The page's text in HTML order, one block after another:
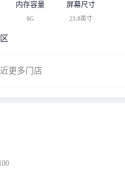
内存容量
8G
屏幕尺寸
23.8英寸
更多门店